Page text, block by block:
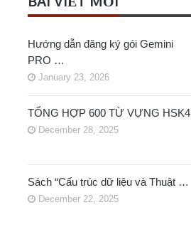
Hướng dẫn đăng ký gói Gemini
PRO …
January 23, 2026
TỔNG HỢP 600 TỪ VỰNG HSK4
December 28, 2025
Sách “Cấu trúc dữ liệu và Thuật …
December 22, 2025